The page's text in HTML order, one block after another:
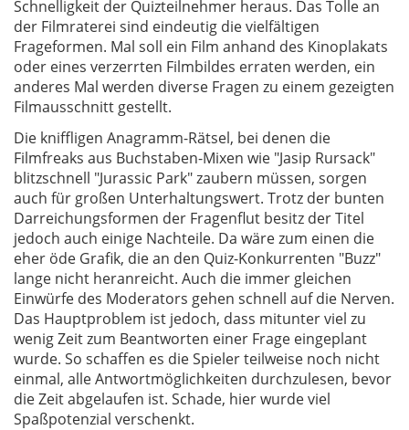
Schnelligkeit der Quizteilnehmer heraus. Das Tolle an
der Filmraterei sind eindeutig die vielfältigen
Frageformen. Mal soll ein Film anhand des Kinoplakats
oder eines verzerrten Filmbildes erraten werden, ein
anderes Mal werden diverse Fragen zu einem gezeigten
Filmausschnitt gestellt.
Die kniffligen Anagramm-Rätsel, bei denen die
Filmfreaks aus Buchstaben-Mixen wie "Jasip Rursack"
blitzschnell "Jurassic Park" zaubern müssen, sorgen
auch für großen Unterhaltungswert. Trotz der bunten
Darreichungsformen der Fragenflut besitz der Titel
jedoch auch einige Nachteile. Da wäre zum einen die
eher öde Grafik, die an den Quiz-Konkurrenten "Buzz"
lange nicht heranreicht. Auch die immer gleichen
Einwürfe des Moderators gehen schnell auf die Nerven.
Das Hauptproblem ist jedoch, dass mitunter viel zu
wenig Zeit zum Beantworten einer Frage eingeplant
wurde. So schaffen es die Spieler teilweise noch nicht
einmal, alle Antwortmöglichkeiten durchzulesen, bevor
die Zeit abgelaufen ist. Schade, hier wurde viel
Spaßpotenzial verschenkt.